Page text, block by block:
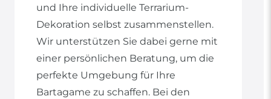
und Ihre individuelle Terrarium-
Dekoration selbst zusammenstellen.
Wir unterstützen Sie dabei gerne mit
einer persönlichen Beratung, um die
perfekte Umgebung für Ihre
Bartagame zu schaffen. Bei den